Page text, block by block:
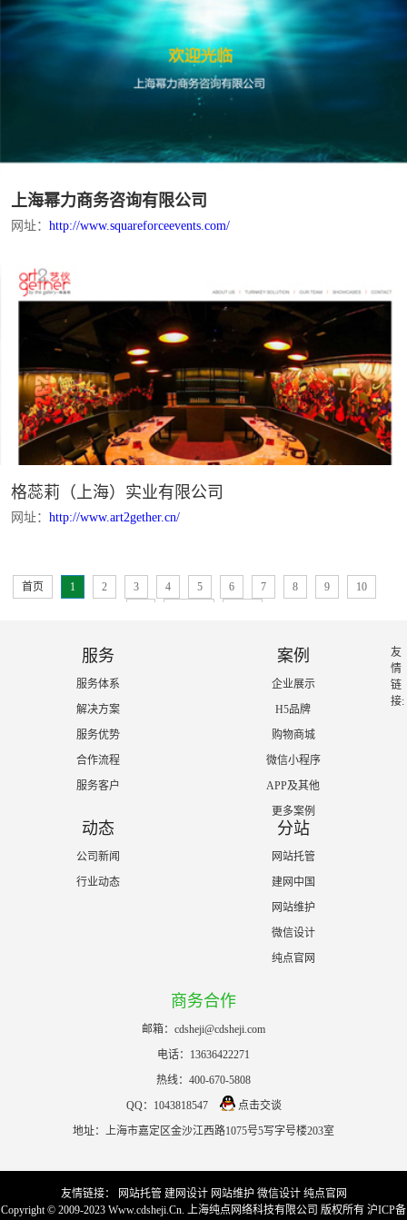
上海幂力商务咨询有限公司
网址： http://www.squareforceevents.com/
格蕊莉（上海）实业有限公司
网址： http://www.art2gether.cn/
首页 1 2 3 4 5 6 7 8 9
10
服务
服务体系
解决方案
服务优势
合作流程
服务客户
案例
企业展示
H5品牌
购物商城
微信小程序
APP及其他
更多案例
动态
公司新闻
行业动态
分站
网站托管
建网中国
网站维护
微信设计
纯点官网
友
情
链
接:
商务合作
邮箱：cdsheji@cdsheji.com
电话： 13636422271
热线： 400-670-5808
QQ：1043818547
点击交谈
地址：上海市嘉定区金沙江西路1075号5写字号楼203室
友情链接： 网站托管 建网设计 网站维护 微信设计 纯点官网
Copyright © 2009-2023 Www.cdsheji.Cn. 上海纯点网络科技有限公司 版权所有 沪ICP备